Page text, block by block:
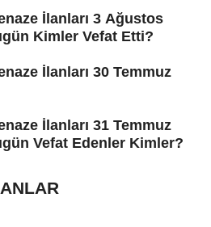
İlanları 3 Ağustos
Kimler Vefat Etti?
İlanları 30 Temmuz
İlanları 31 Temmuz
Vefat Edenler Kimler?